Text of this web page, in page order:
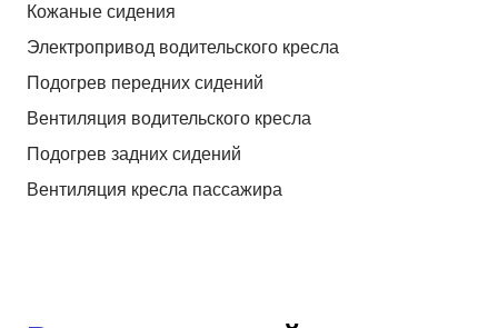
Кожаные сидения
Электропривод водительского кресла
Подогрев передних сидений
Вентиляция водительского кресла
Подогрев задних сидений
Вентиляция кресла пассажира